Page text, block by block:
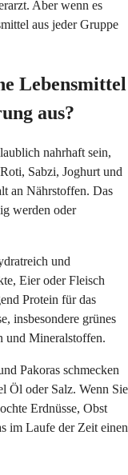
Aber wenn es
aus jeder Gruppe
Lebensmittel
aus?
nahrhaft sein,
Sabzi, Joghurt und
an Nährstoffen. Das
werden oder
und
Eier oder Fleisch
Protein für das
insbesondere grünes
und Mineralstoffen.
Pakoras schmecken
Öl oder Salz. Wenn Sie
Erdnüsse, Obst
im Laufe der Zeit einen